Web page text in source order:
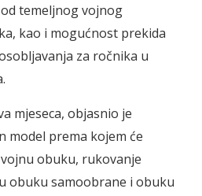
temeljnog vojnog
kao i mogućnost prekida
za ročnika u
mjeseca, objasnio je
model prema kojem će
obuku, rukovanje
obuku samoobrane i obuku